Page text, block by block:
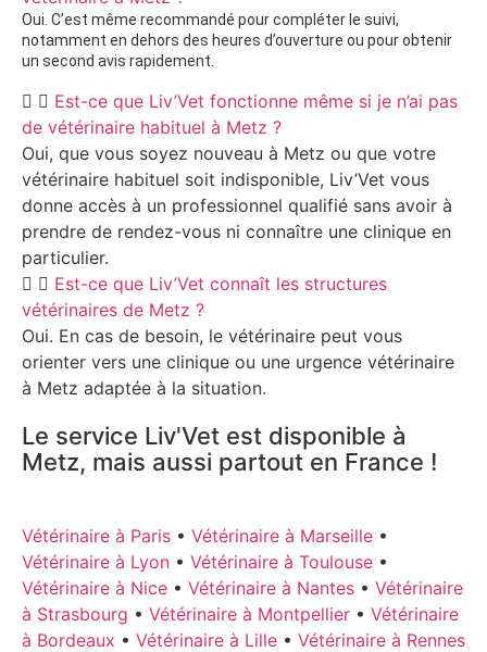
Oui. C’est même recommandé pour compléter le suivi,
notamment en dehors des heures d’ouverture ou pour obtenir
un second avis rapidement.
Est-ce que Liv’Vet fonctionne même si je n’ai pas
de vétérinaire habituel à Metz ?
Oui, que vous soyez nouveau à Metz ou que votre
vétérinaire habituel soit indisponible, Liv’Vet vous
donne accès à un professionnel qualifié sans avoir à
prendre de rendez-vous ni connaître une clinique en
particulier.
Est-ce que Liv’Vet connaît les structures
vétérinaires de Metz ?
Oui. En cas de besoin, le vétérinaire peut vous
orienter vers une clinique ou une urgence vétérinaire
à Metz adaptée à la situation.
Le service Liv'Vet est disponible à
Metz, mais aussi partout en France !
Vétérinaire à Paris • Vétérinaire à Marseille •
Vétérinaire à Lyon • Vétérinaire à Toulouse •
Vétérinaire à Nice • Vétérinaire à Nantes • Vétérinaire
à Strasbourg • Vétérinaire à Montpellier • Vétérinaire
à Bordeaux • Vétérinaire à Lille • Vétérinaire à Rennes